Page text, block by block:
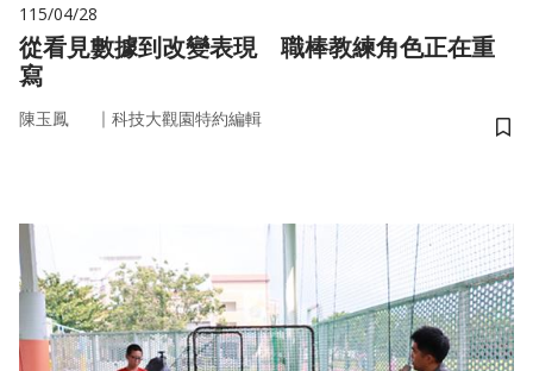
115/04/28
從看見數據到改變表現 職棒教練角色正在重
寫
陳玉鳳 ｜ 科技大觀園特約編輯
儲